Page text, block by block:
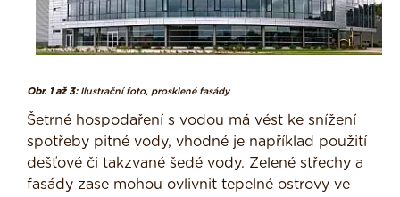
Obr. 1 až 3:Ilustrační foto, prosklené fasády
Šetrné hospodaření s vodou má vést ke snížení
spotřeby pitné vody, vhodné je například použití
dešťové či takzvané šedé vody. Zelené střechy a
fasády zase mohou ovlivnit tepelné ostrovy ve